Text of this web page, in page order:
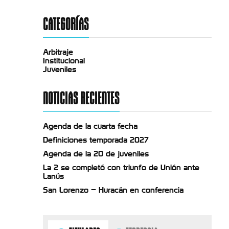
CATEGORÍAS
Arbitraje
Institucional
Juveniles
NOTICIAS RECIENTES
Agenda de la cuarta fecha
Definiciones temporada 2027
Agenda de la 20 de juveniles
La 2 se completó con triunfo de Unión ante
Lanús
San Lorenzo – Huracán en conferencia